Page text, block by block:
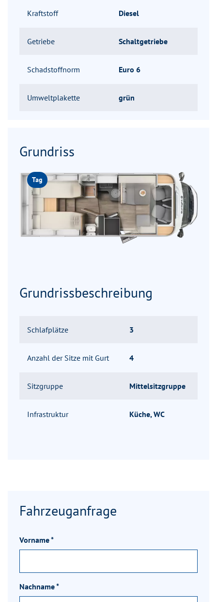
Kraftstoff Diesel
Getriebe Schaltgetriebe
Schadstoffnorm Euro 6
Umweltplakette grün
Grundriss
Tag
Grundrissbeschreibung
Schlafplätze 3
Anzahl der Sitze mit Gurt 4
Sitzgruppe Mittelsitzgruppe
Infrastruktur Küche, WC
Fahrzeuganfrage
Vorname*
Nachname*